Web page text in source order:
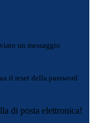
un messaggio
il reset della password
di posta elettronica!